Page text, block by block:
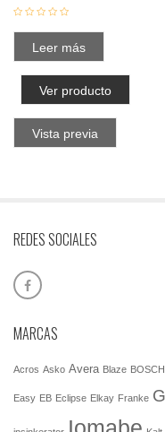
Leer más
Ver producto
Vista previa
REDES SOCIALES
MARCAS
Acros Asko Avera Blaze BOSCH
Easy EB Eclipse Elkay Franke